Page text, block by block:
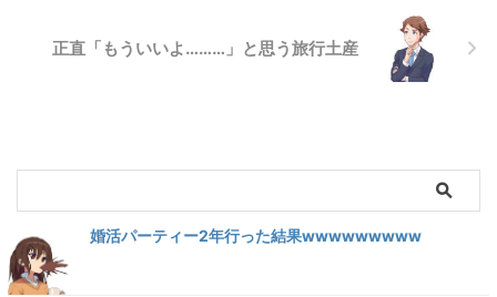
正直「もういいよ………」と思う旅行土産
婚活パーティー2年行った結果wwwwwwwww